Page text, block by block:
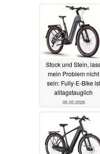
Stock und Stein,
mein Problem nicht
sein: Fully-E-Bike ist
alltagstauglich
05.05.2026